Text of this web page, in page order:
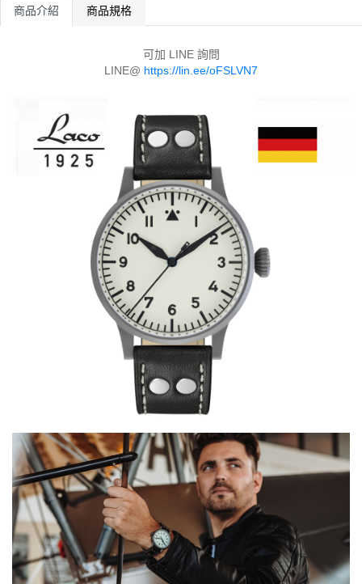
商品介紹 商品規格
可加 LINE 詢問
LINE@ https://lin.ee/oFSLVN7